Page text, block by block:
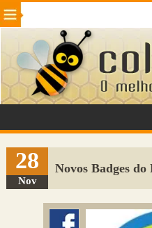
Beleza Cinema e TV
Internet Jogos NotÃ­cias
VeÃ­culos Adulto
Sugerir Link
Adicionar Blog
Colmeia Exchange
28
Nov
Novos Badges